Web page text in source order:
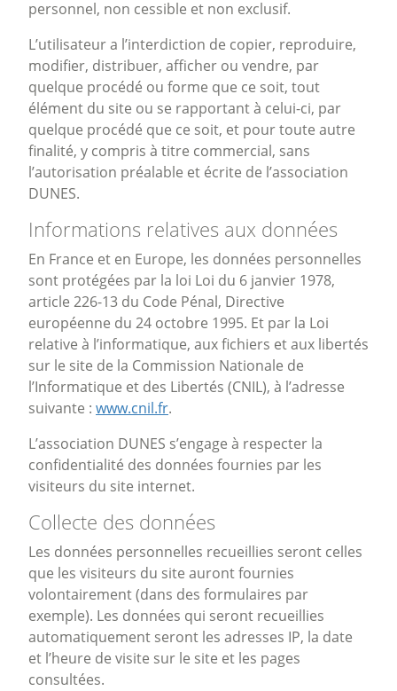
personnel, non cessible et non exclusif.
L’utilisateur a l’interdiction de copier, reproduire,
modifier, distribuer, afficher ou vendre, par
quelque procédé ou forme que ce soit, tout
élément du site ou se rapportant à celui-ci, par
quelque procédé que ce soit, et pour toute autre
finalité, y compris à titre commercial, sans
l’autorisation préalable et écrite de l’association
DUNES.
Informations relatives aux données
En France et en Europe, les données personnelles
sont protégées par la loi Loi du 6 janvier 1978,
article 226-13 du Code Pénal, Directive
européenne du 24 octobre 1995. Et par la Loi
relative à l’informatique, aux fichiers et aux libertés
sur le site de la Commission Nationale de
l’Informatique et des Libertés (CNIL), à l’adresse
suivante : www.cnil.fr.
L’association DUNES s’engage à respecter la
confidentialité des données fournies par les
visiteurs du site internet.
Collecte des données
Les données personnelles recueillies seront celles
que les visiteurs du site auront fournies
volontairement (dans des formulaires par
exemple). Les données qui seront recueillies
automatiquement seront les adresses IP, la date
et l’heure de visite sur le site et les pages
consultées.